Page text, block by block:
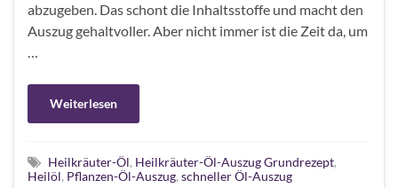
abzugeben. Das schont die Inhaltsstoffe und macht den
Auszug gehaltvoller. Aber nicht immer ist die Zeit da, um
…
Weiterlesen
Heilkräuter-Öl, Heilkräuter-Öl-Auszug Grundrezept,
Heilöl, Pflanzen-Öl-Auszug, schneller Öl-Auszug